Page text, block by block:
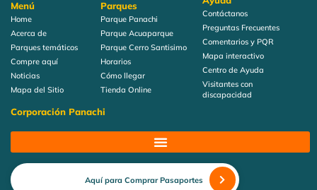
Menú
Home
Acerca de
Parques temáticos
Compre aquí
Noticias
Mapa del Sitio
Parques
Parque Panachi
Parque Acuaparque
Parque Cerro Santisimo
Horarios
Cómo llegar
Tienda Online
Contáctanos
Preguntas Frecuentes
Comentarios y PQR
Mapa interactivo
Centro de Ayuda
Visitantes con
discapacidad
Corporación Panachi
Aquí para Comprar Pasaportes